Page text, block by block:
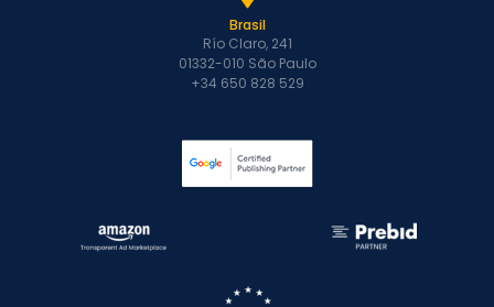
Brasil
Río Claro, 241
01332-010 São Paulo
+34 650 828 529